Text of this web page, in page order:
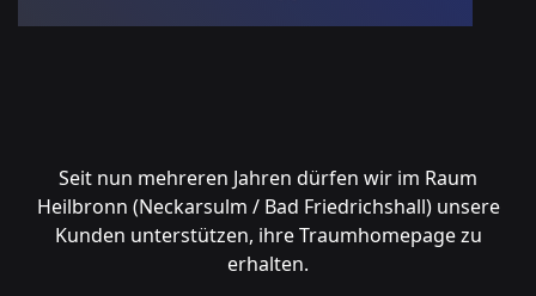
Seit nun mehreren Jahren dürfen wir im Raum
Heilbronn (Neckarsulm / Bad Friedrichshall) unsere
Kunden unterstützen, ihre Traumhomepage zu
erhalten.